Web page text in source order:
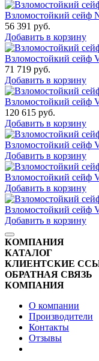
Взломостойкий сейф
56 391 руб.
Добавить в корзину
Взломостойкий
71 719 руб.
Добавить в корзину
Взломостойкий
120 615 руб.
Добавить в корзину
Взломостойкий сейф
Добавить в корзину
Взломостойкий сейф
Добавить в корзину
Взломостойкий сейф
Добавить в корзину
КОМПАНИЯ
КАТАЛОГ
КЛИЕНТСКИЕ
ОБРАТНАЯ СВЯЗЬ
КОМПАНИЯ
О компании
Производители
Контакты
Отзывы